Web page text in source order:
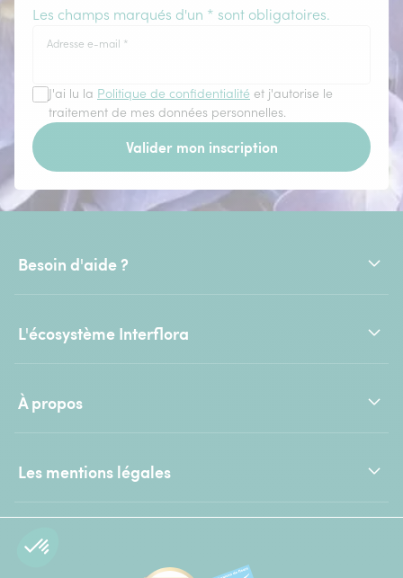
Les champs marqués d'un * sont obligatoires.
Adresse e-mail *
J'ai lu la Politique de confidentialité et j'autorise le
traitement de mes données personnelles.
Valider mon inscription
Besoin d'aide ?
L'écosystème Interflora
À propos
Les mentions légales